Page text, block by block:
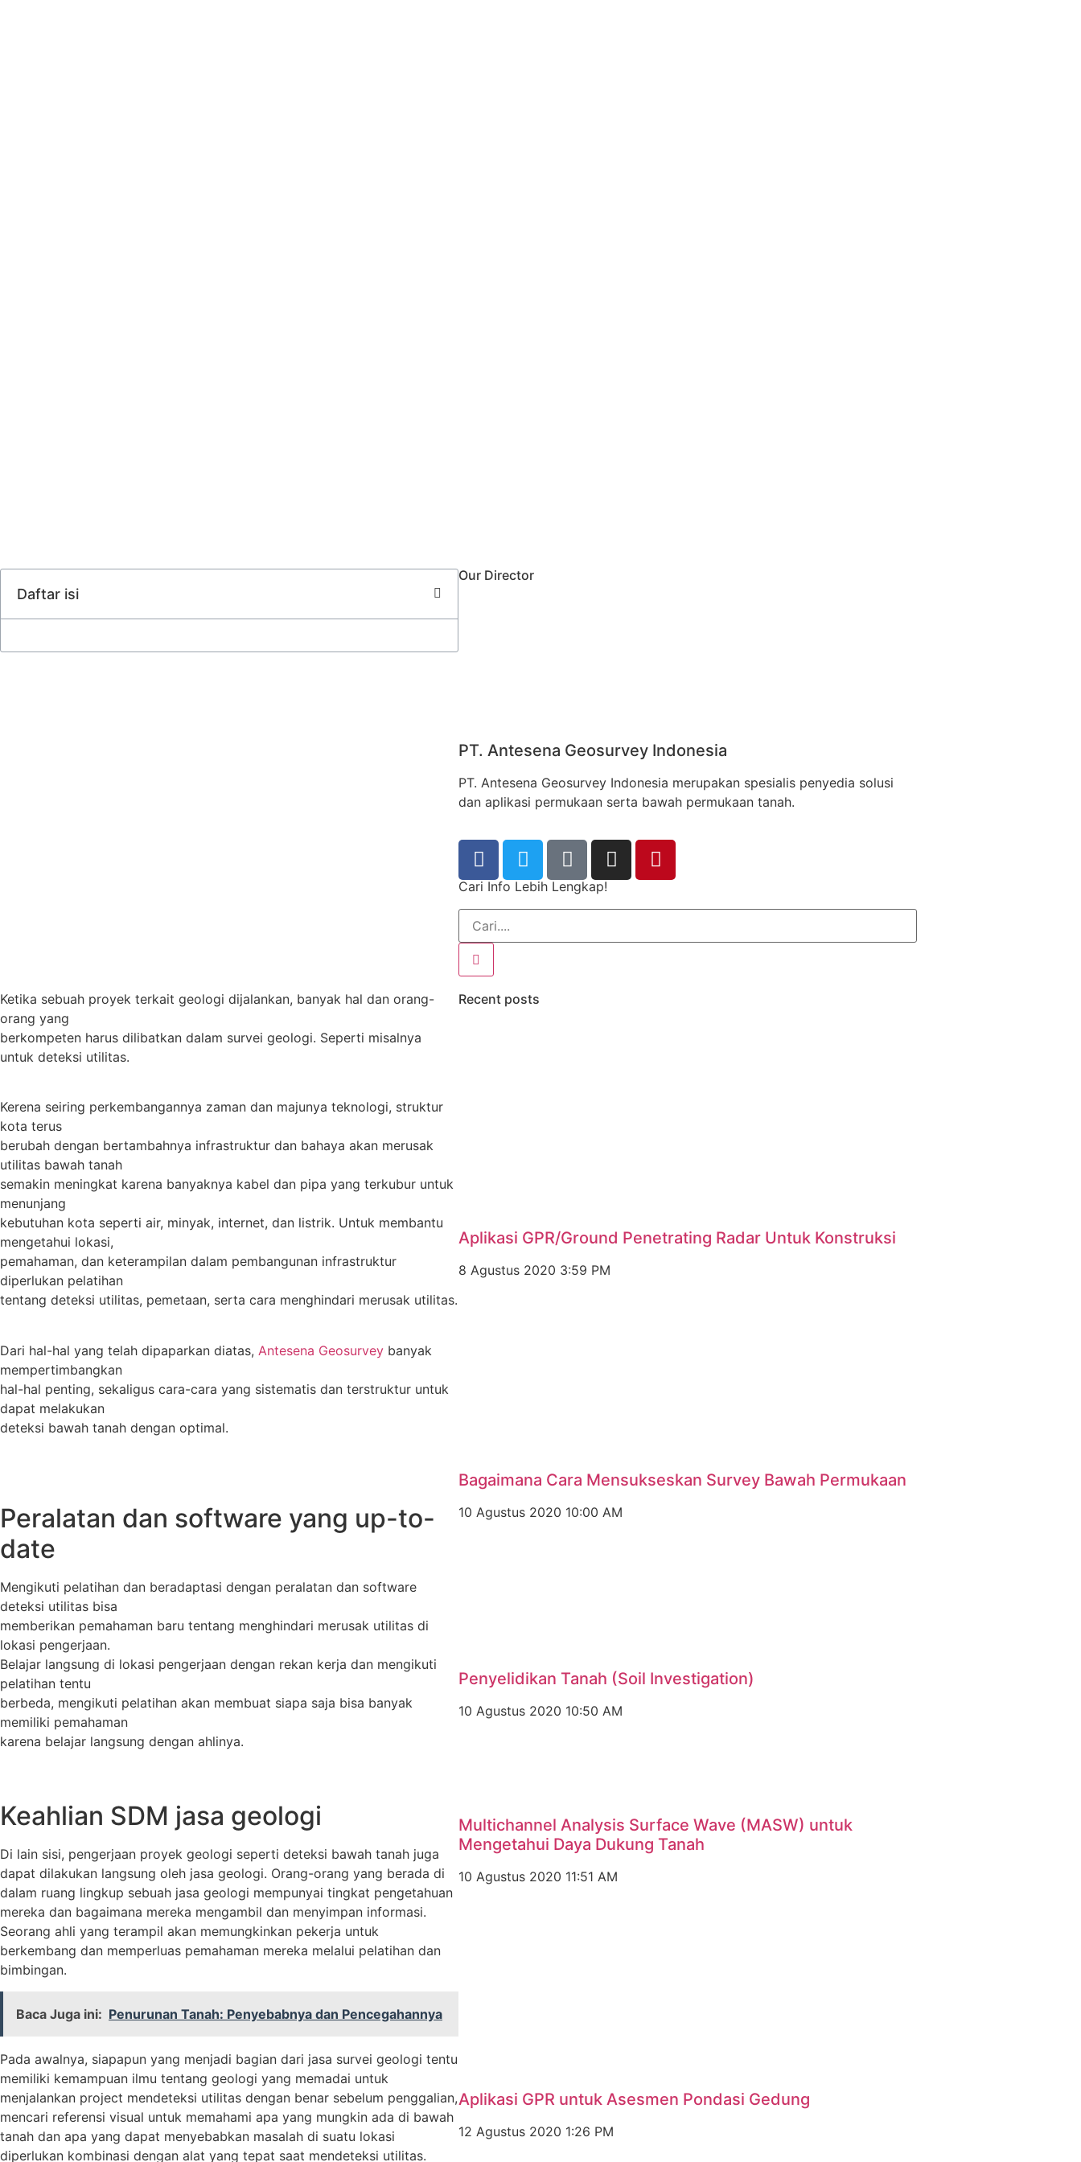
Daftar isi
Ketika sebuah proyek terkait geologi dijalankan, banyak hal dan orang-
orang yang
berkompeten harus dilibatkan dalam survei geologi. Seperti misalnya
untuk deteksi utilitas.
Kerena seiring perkembangannya zaman dan majunya teknologi, struktur
kota terus
berubah dengan bertambahnya infrastruktur dan bahaya akan merusak
utilitas bawah tanah
semakin meningkat karena banyaknya kabel dan pipa yang terkubur untuk
menunjang
kebutuhan kota seperti air, minyak, internet, dan listrik. Untuk membantu
mengetahui lokasi,
pemahaman, dan keterampilan dalam pembangunan infrastruktur
diperlukan pelatihan
tentang deteksi utilitas, pemetaan, serta cara menghindari merusak utilitas.
Dari hal-hal yang telah dipaparkan diatas, Antesena Geosurvey banyak
mempertimbangkan
hal-hal penting, sekaligus cara-cara yang sistematis dan terstruktur untuk
dapat melakukan
deteksi bawah tanah dengan optimal.
Peralatan dan software yang up-to-
date
Mengikuti pelatihan dan beradaptasi dengan peralatan dan software
deteksi utilitas bisa
memberikan pemahaman baru tentang menghindari merusak utilitas di
lokasi pengerjaan.
Belajar langsung di lokasi pengerjaan dengan rekan kerja dan mengikuti
pelatihan tentu
berbeda, mengikuti pelatihan akan membuat siapa saja bisa banyak
memiliki pemahaman
karena belajar langsung dengan ahlinya.
Keahlian SDM jasa geologi
Di lain sisi, pengerjaan proyek geologi seperti deteksi bawah tanah juga
dapat dilakukan langsung oleh jasa geologi. Orang-orang yang berada di
dalam ruang lingkup sebuah jasa geologi mempunyai tingkat pengetahuan
mereka dan bagaimana mereka mengambil dan menyimpan informasi.
Seorang ahli yang terampil akan memungkinkan pekerja untuk
berkembang dan memperluas pemahaman mereka melalui pelatihan dan
bimbingan.
Baca Juga ini: Penurunan Tanah: Penyebabnya dan Pencegahannya
Pada awalnya, siapapun yang menjadi bagian dari jasa survei geologi tentu
memiliki kemampuan ilmu tentang geologi yang memadai untuk
menjalankan project mendeteksi utilitas dengan benar sebelum penggalian,
mencari referensi visual untuk memahami apa yang mungkin ada di bawah
tanah dan apa yang dapat menyebabkan masalah di suatu lokasi
diperlukan kombinasi dengan alat yang tepat saat mendeteksi utilitas.
Our Director
PT. Antesena Geosurvey Indonesia
PT. Antesena Geosurvey Indonesia merupakan spesialis penyedia solusi
dan aplikasi permukaan serta bawah permukaan tanah.
Cari Info Lebih Lengkap!
Recent posts
Aplikasi GPR/Ground Penetrating Radar Untuk Konstruksi
8 Agustus 2020 3:59 PM
Bagaimana Cara Mensukseskan Survey Bawah Permukaan
10 Agustus 2020 10:00 AM
Penyelidikan Tanah (Soil Investigation)
10 Agustus 2020 10:50 AM
Multichannel Analysis Surface Wave (MASW) untuk
Mengetahui Daya Dukung Tanah
10 Agustus 2020 11:51 AM
Aplikasi GPR untuk Asesmen Pondasi Gedung
12 Agustus 2020 1:26 PM